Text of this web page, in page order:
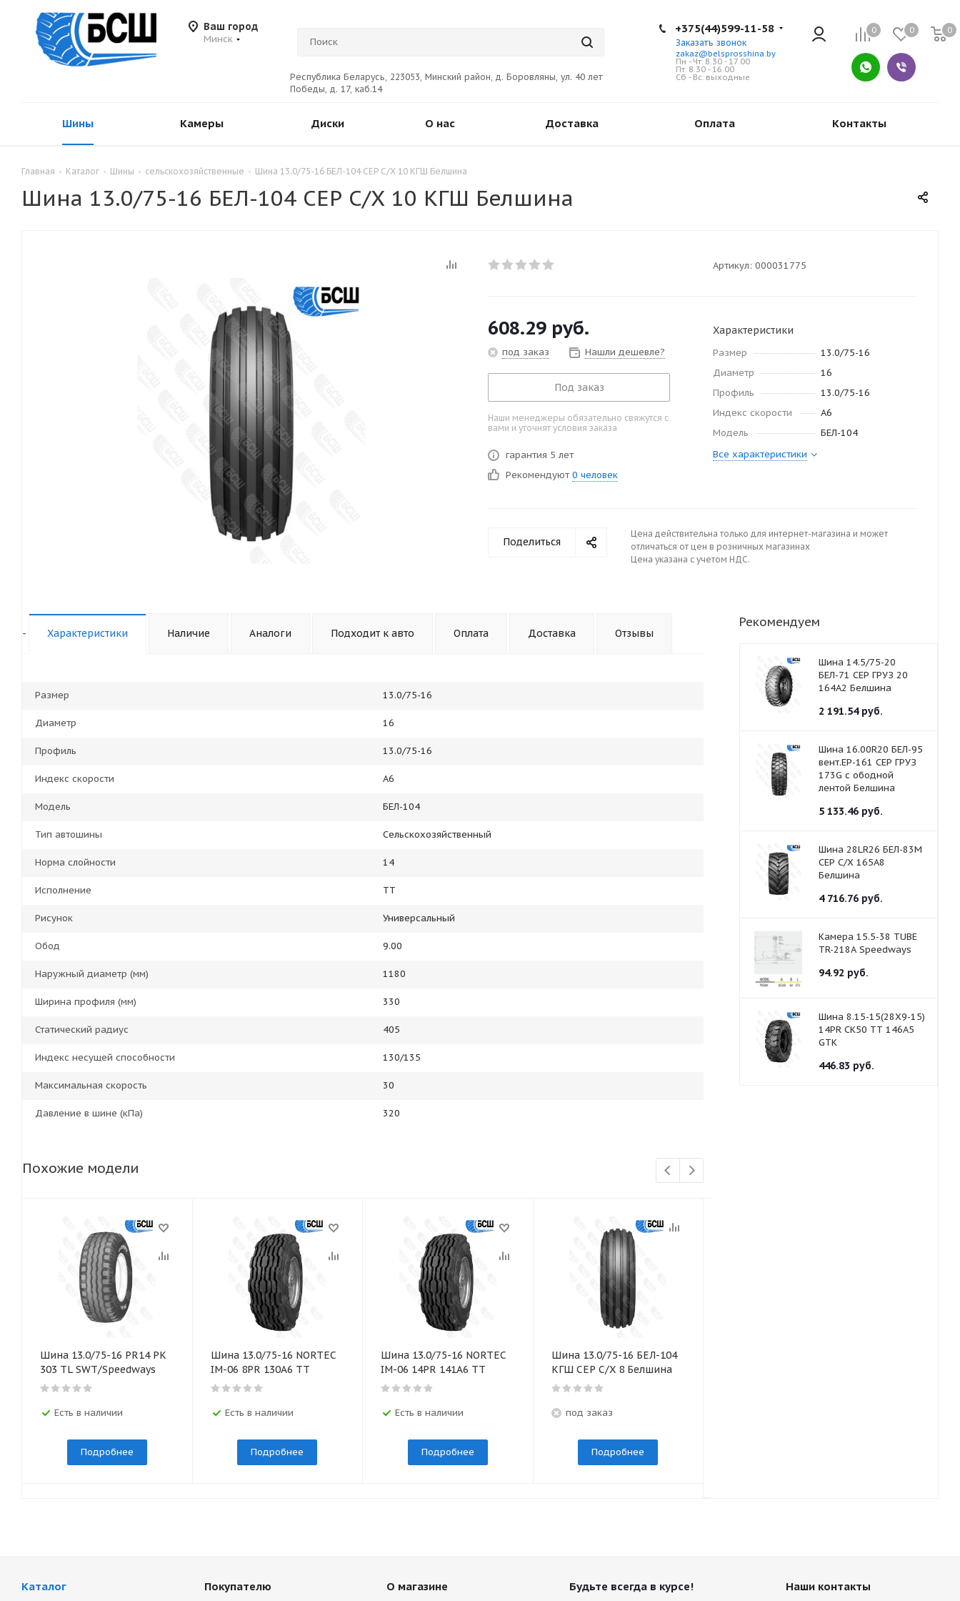
Ваш город
Минск
Республика Беларусь, 223053, Минский район, д. Боровляны, ул. 40 лет
Победы, д. 17, каб.14
0 0 0
+375(44)599-11-58
Заказать звонок
zakaz@belsprosshina.by
Пн - Чт: 8.30 - 17.00
Пт: 8.30 - 16.00
Сб - Вс: выходные
Шины Камеры Диски О нас Доставка Оплата Контакты
Главная - Каталог - Шины - сельскохозяйственные - Шина 13.0/75-16 БЕЛ-104 СЕР С/Х 10 КГШ Белшина
Шина 13.0/75-16 БЕЛ-104 СЕР С/Х 10 КГШ Белшина
Артикул: 000031775
608.29 руб.
под заказ Нашли дешевле?
Под заказ
Наши менеджеры обязательно свяжутся с
вами и уточнят условия заказа
гарантия 5 лет
Рекомендуют 0 человек
Характеристики
Размер
13.0/75-16
Диаметр
16
Профиль
13.0/75-16
Индекс скорости
A6
Модель
БЕЛ-104
Все характеристики
Поделиться
Цена действительна только для интернет-магазина и может
отличаться от цен в розничных магазинах
Цена указана с учетом НДС.
- Характеристики Наличие Аналоги Подходит к авто Оплата Доставка Отзывы
Размер 13.0/75-16
Диаметр 16
Профиль 13.0/75-16
Индекс скорости A6
Модель БЕЛ-104
Тип автошины Сельскохозяйственный
Норма слойности 14
Исполнение TT
Рисунок Универсальный
Обод 9.00
Наружный диаметр (мм) 1180
Ширина профиля (мм) 330
Статический радиус 405
Индекс несущей способности 130/135
Максимальная скорость 30
Давление в шине (кПа) 320
Похожие модели
Шина 13.0/75-16 PR14 PK
303 TL SWT/Speedways
Есть в наличии
Подробнее
Шина 13.0/75-16 NORTEC
IM-06 8PR 130А6 TT
Есть в наличии
Подробнее
Шина 13.0/75-16 NORTEC
IM-06 14PR 141А6 TT
Есть в наличии
Подробнее
Шина 13.0/75-16 БЕЛ-104
КГШ СЕР С/Х 8 Белшина
под заказ
Подробнее
Рекомендуем
Шина 14.5/75-20
БЕЛ-71 СЕР ГРУЗ 20
164А2 Белшина
2 191.54руб.
Шина 16.00R20 БЕЛ-95
вент.ЕР-161 СЕР ГРУЗ
173G с ободной
лентой Белшина
5 133.46 руб.
Шина 28LR26 БЕЛ-83М
СЕР С/Х 165A8
Белшина
4 716.76 руб.
Камера 15.5-38 TUBE
TR-218A Speedways
94.92 руб.
Шина 8.15-15(28Х9-15)
14PR CK50 TТ 146A5
GTK
446.83 руб.
Каталог Покупателю О магазине Будьте всегда в курсе! Наши контакты